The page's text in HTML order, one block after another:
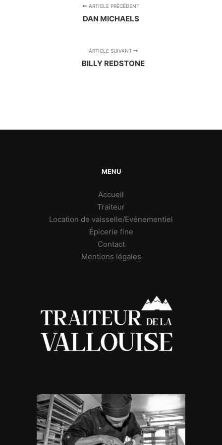
ARTICLE PRÉCÉDENT
DAN MICHAELS
ARTICLE SUIVANT
BILLY REDSTONE
MENU
Accueil
Traiteur
Location de vaisselle/Evénementiel
Épicerie fine
Contact
Mentions légales